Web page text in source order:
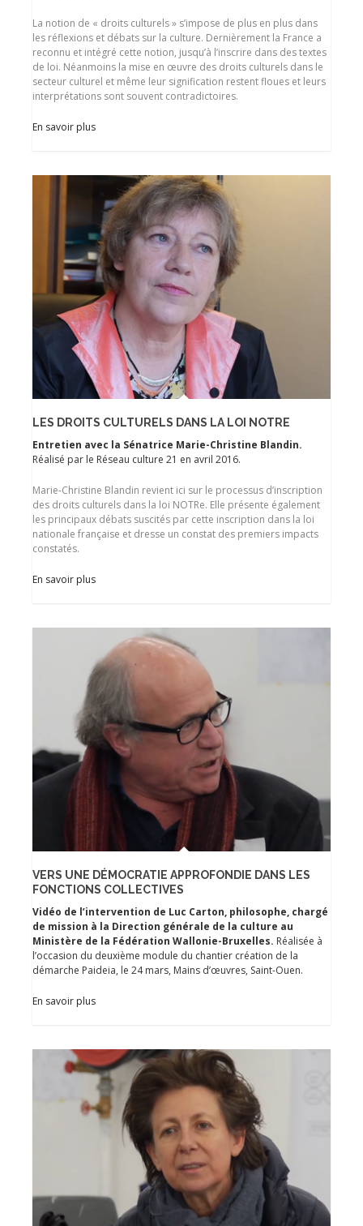
La notion de « droits culturels » s’impose de plus en plus dans
les réflexions et débats sur la culture. Dernièrement la France a
reconnu et intégré cette notion, jusqu’à l’inscrire dans des textes
de loi. Néanmoins la mise en œuvre des droits culturels dans le
secteur culturel et même leur signification restent floues et leurs
interprétations sont souvent contradictoires.
En savoir plus
LES DROITS CULTURELS DANS LA LOI NOTRE
Entretien avec la Sénatrice Marie-Christine Blandin.
Réalisé par le Réseau culture 21 en avril 2016.
Marie-Christine Blandin revient ici sur le processus d’inscription
des droits culturels dans la loi NOTRe. Elle présente également
les principaux débats suscités par cette inscription dans la loi
nationale française et dresse un constat des premiers impacts
constatés.
En savoir plus
VERS UNE DÉMOCRATIE APPROFONDIE DANS LES
FONCTIONS COLLECTIVES
Vidéo de l’intervention de Luc Carton, philosophe, chargé
de mission à la Direction générale de la culture au
Ministère de la Fédération Wallonie-Bruxelles. Réalisée à
l’occasion du deuxième module du chantier création de la
démarche Paideia, le 24 mars, Mains d’œuvres, Saint-Ouen.
En savoir plus